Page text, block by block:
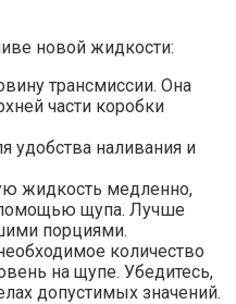
новой жидкости:
трансмиссии. Она
части коробки
удобства наливания и
жидкость медленно,
помощью щупа. Лучше
порциями.
количество
на щупе. Убедитесь,
допустимых значений.